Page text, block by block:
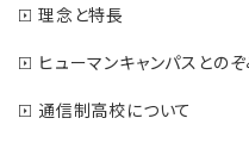
理念と特長
ヒューマンキャンパスとの
通信制高校について